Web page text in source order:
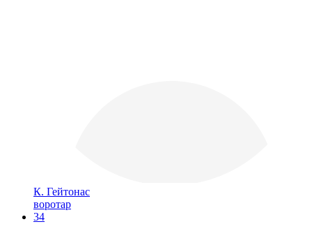
К. Гейтонас
воротар
34